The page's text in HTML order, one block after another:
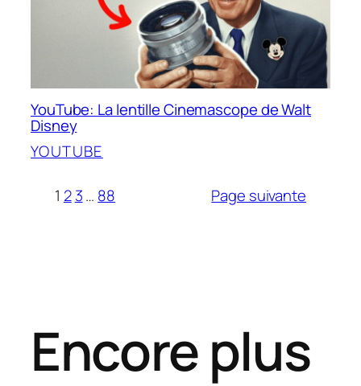
YouTube: La lentille Cinemascope de Walt
Disney
YOUTUBE
1 2 3… 88 Page suivante
Encore plus